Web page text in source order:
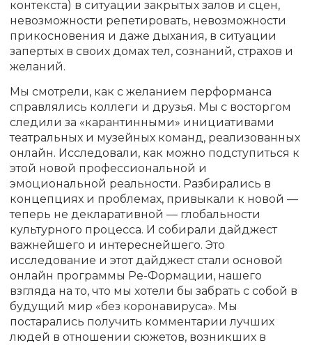
контекста) в ситуации закрытых залов и сцен,
невозможности репетировать, невозможности
прикосновения и даже дыхания, в ситуации
запертых в своих домах тел, сознаний, страхов и
желаний.
Мы смотрели, как с желанием перформанса
справлялись коллеги и друзья. Мы с восторгом
следили за «карантинными» инициативами
театральных и музейных команд, реализованных
онлайн. Исследовали, как можно подступиться к
этой новой профессиональной и
эмоциональной реальности. Разбирались в
концепциях и проблемах, привыкали к новой —
теперь не декларативной — глобальности
культурного процесса. И собирали дайджест
важнейшего и интереснейшего. Это
исследование и этот дайджест стали основой
онлайн программы Ре-Формации, нашего
взгляда на то, что мы хотели бы забрать с собой в
будущий мир «без коронавируса». Мы
постарались получить комментарии лучших
людей в отношении сюжетов, возникших в